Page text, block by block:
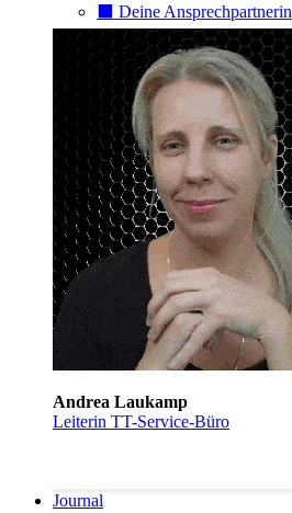
⬛️ Deine Ansprechpartnerin
Andrea Laukamp
Leiterin TT-Service-Büro
Journal